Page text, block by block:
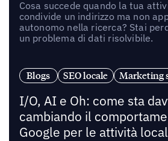
Cosa succede quando la tua
condivide un indirizzo ma non
autonomo nella ricerca? Stai
un problema di dati risolvibile.
Blogs SEO locale Marketing
I/O, AI e Oh: come sta
cambiando il
Google per le attività